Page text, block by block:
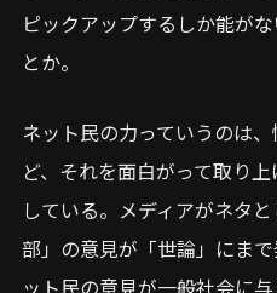
ピックアップするしか能が
とか。
ネット民の力っていうのは
ど、それを面白がって取り
している。メディアがネタ
部」の意見が「世論」にま
ット民の意見が一般社会に